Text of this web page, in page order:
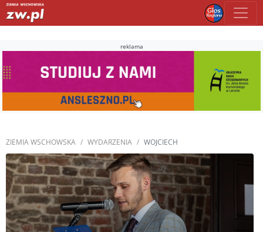
reklama
ZIEMIA WSCHOWSKA WYDARZENIA WOJCIECH